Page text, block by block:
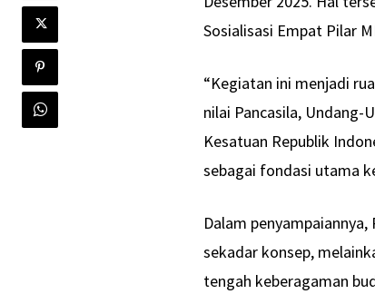
Sosialisasi Empat Pilar
“Kegiatan ini menjadi
nilai Pancasila, Undang-
Kesatuan Republik
sebagai fondasi utama
Dalam
sekadar konsep,
tengah keberagaman